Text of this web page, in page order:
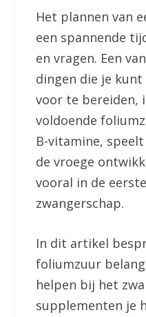
Het plannen van
een spannende
en vragen. Een
dingen die je
voor te bereiden,
voldoende
B-vitamine,
de vroege
vooral in de
zwangerschap.
In dit artikel
foliumzuur
helpen bij het
supplementen je